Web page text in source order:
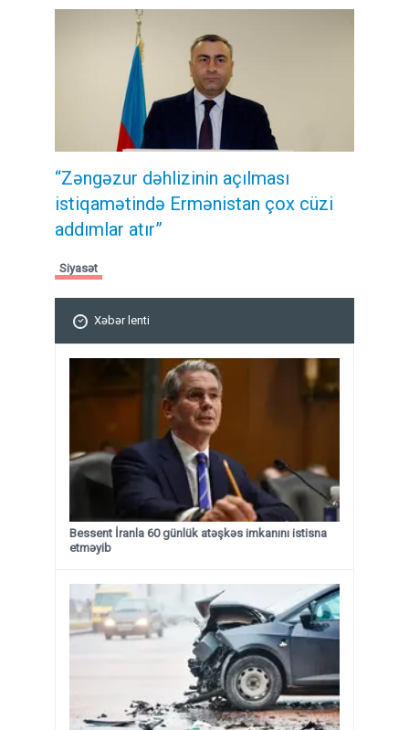
“Zəngəzur dəhlizinin açılması
istiqamətində Ermənistan çox cüzi
addımlar atır”
Siyasət
Xəbər lenti
Bessent İranla 60 günlük atəşkəs imkanını istisna
etməyib